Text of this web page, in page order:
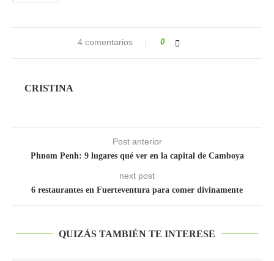
4 comentarios 0
CRISTINA
Post anterior
Phnom Penh: 9 lugares qué ver en la capital de Camboya
next post
6 restaurantes en Fuerteventura para comer divinamente
QUIZÁS TAMBIÉN TE INTERESE